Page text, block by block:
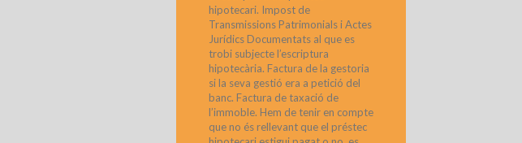
hipotecari. Impost de
Transmissions Patrimonials i Actes
Jurídics Documentats al que es
trobi subjecte l’escriptura
hipotecària. Factura de la gestoria
si la seva gestió era a petició del
banc. Factura de taxació de
l’immoble. Hem de tenir en compte
que no és rellevant que el préstec